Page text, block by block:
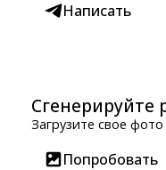
Написать
Сгенерируйте
Загрузите свое
Попробовать